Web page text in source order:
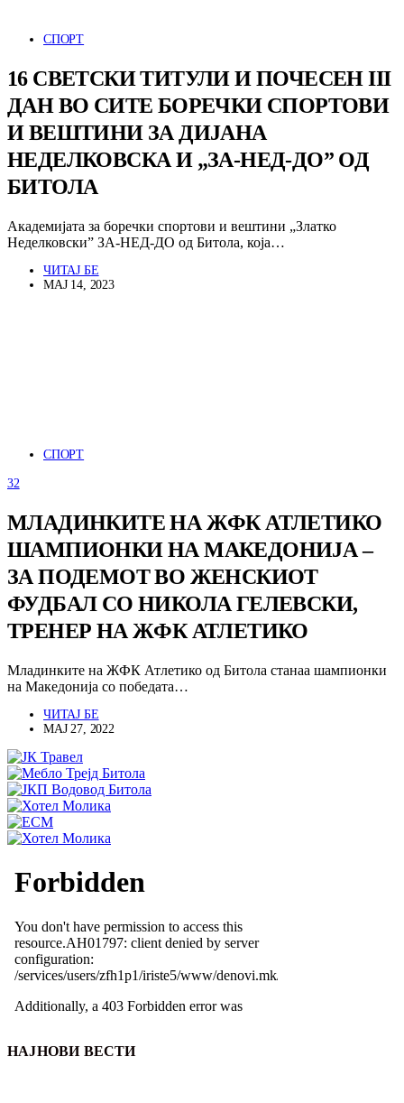
СПОРТ
16 СВЕТСКИ ТИТУЛИ И ПОЧЕСЕН III
ДАН ВО СИТЕ БОРЕЧКИ СПОРТОВИ
И ВЕШТИНИ ЗА ДИЈАНА
НЕДЕЛКОВСКА И „ЗА-НЕД-ДО” ОД
БИТОЛА
Академијата за боречки спортови и вештини „Златко
Неделковски” ЗА-НЕД-ДО од Битола, која…
ЧИТАЈ БЕ
МАЈ 14, 2023
СПОРТ
32
МЛАДИНКИТЕ НА ЖФК АТЛЕТИКО
ШАМПИОНКИ НА МАКЕДОНИЈА –
ЗА ПОДЕМОТ ВО ЖЕНСКИОТ
ФУДБАЛ СО НИКОЛА ГЕЛЕВСКИ,
ТРЕНЕР НА ЖФК АТЛЕТИКО
Младинките на ЖФК Атлетико од Битола станаа шампионки
на Македонија со победата…
ЧИТАЈ БЕ
МАЈ 27, 2022
НАЈНОВИ ВЕСТИ